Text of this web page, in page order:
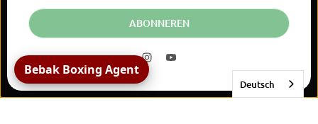
NL EUR
ABONNEREN
Deutsch
Bebak Boxing Agent